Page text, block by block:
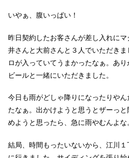
いやぁ、腹いっぱい！
昨日契約したお客さんが差し入れに
井さんと大前さんと３人でいただき
ロが入っていてうまかったなぁ。あ
ビールと一緒にいただきました。
今日も雨がどしゃ降りになったりや
たなぁ。出かけようと思うとザーっ
めようと思ったら、急に雨やむんよな
結局、時間もったいないから、江川